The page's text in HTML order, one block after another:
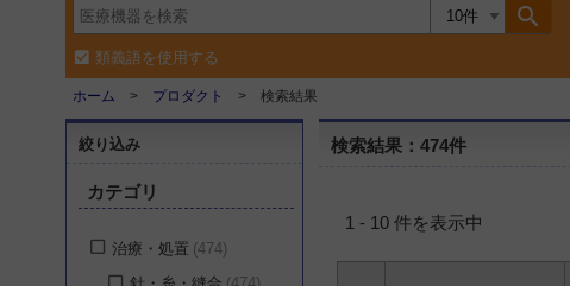
search
類義語を使用する
ホーム プロダクト 検索結果
絞り込み
カテゴリ
治療・処置 474
検索結果：474件
1 - 10 件を表示中